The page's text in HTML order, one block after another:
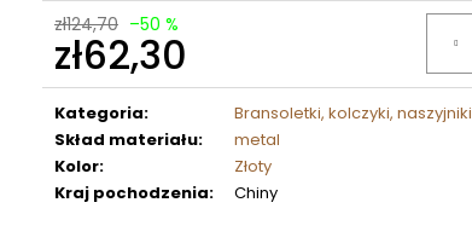
zł124,70 –50 %
zł62,30
Cena
jednostkowa:
Kategoria:
Bransoletki, kolczyki, naszyjniki
Skład materiału:
metal
Kolor:
Złoty
Kraj pochodzenia: Chiny